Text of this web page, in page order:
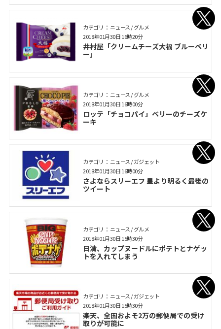
カテゴリ： ニュース / グルメ
井村屋「クリームチーズ大福 ブルーベリ
ー」
2018年01月30日 16時20分
カテゴリ： ニュース / グルメ
ロッテ「チョコパイ」ベリーのチーズケ
ーキ
2018年01月30日 16時00分
カテゴリ： ニュース / ガジェット
さよならスリーエフ 星より明るく最後の
ツイート
2018年01月30日 16時00分
カテゴリ： ニュース / グルメ
日清、カップヌードルにポテトとナゲッ
トを入れてしまう
2018年01月30日 15時30分
カテゴリ： ニュース / ガジェット
楽天、全国およそ2万の郵便局での受け
取りが可能に
2018年01月30日 15時30分